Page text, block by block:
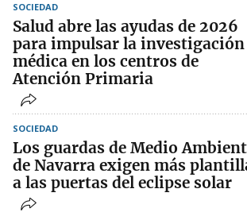
SOCIEDAD
Salud abre las ayudas de 2026
para impulsar la investigación
médica en los centros de
Atención Primaria
SOCIEDAD
Los guardas de Medio
de Navarra exigen más
a las puertas del eclipse solar